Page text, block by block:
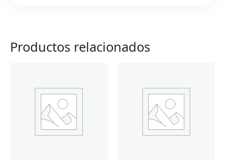
Productos relacionados